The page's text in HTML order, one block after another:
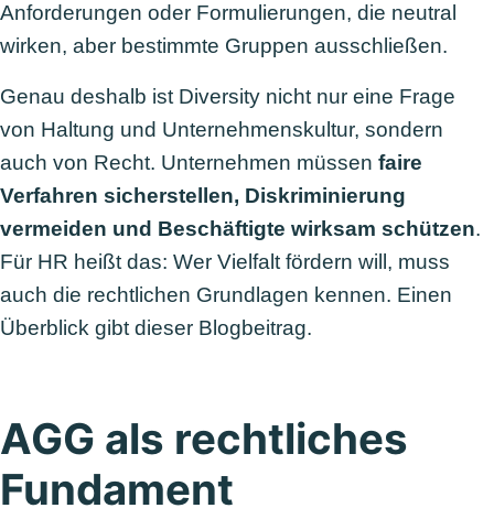
Anforderungen oder Formulierungen, die neutral
wirken, aber bestimmte Gruppen ausschließen.
Genau deshalb ist Diversity nicht nur eine Frage
von Haltung und Unternehmenskultur, sondern
auch von Recht. Unternehmen müssen faire
Verfahren sicherstellen, Diskriminierung
vermeiden und Beschäftigte wirksam schützen.
Für HR heißt das: Wer Vielfalt fördern will, muss
auch die rechtlichen Grundlagen kennen. Einen
Überblick gibt dieser Blogbeitrag.
AGG als rechtliches
Fundament